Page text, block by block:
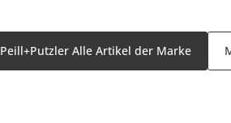
Peill+Putzler Alle Artikel der Marke